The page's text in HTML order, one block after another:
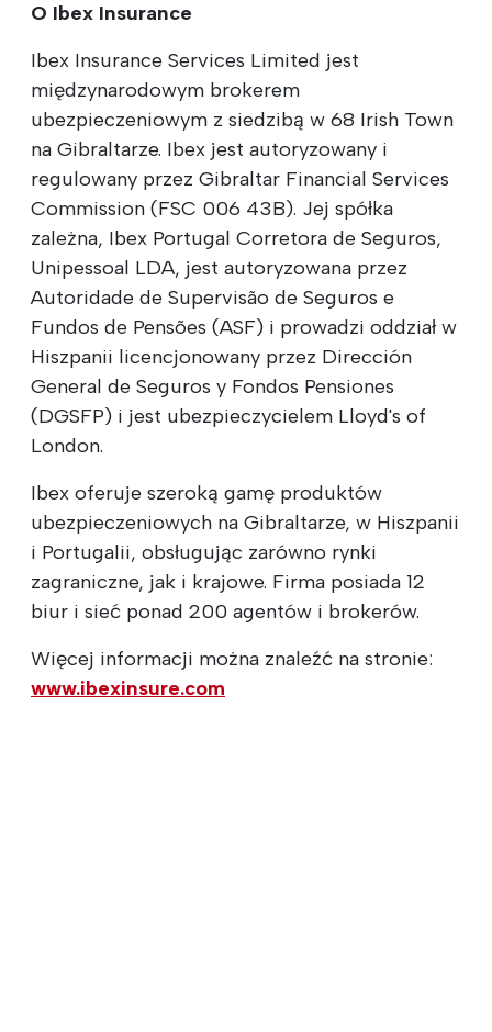
O Ibex Insurance
Ibex Insurance Services Limited jest
międzynarodowym brokerem
ubezpieczeniowym z siedzibą w 68 Irish Town
na Gibraltarze. Ibex jest autoryzowany i
regulowany przez Gibraltar Financial Services
Commission (FSC 006 43B). Jej spółka
zależna, Ibex Portugal Corretora de Seguros,
Unipessoal LDA, jest autoryzowana przez
Autoridade de Supervisão de Seguros e
Fundos de Pensões (ASF) i prowadzi oddział w
Hiszpanii licencjonowany przez Dirección
General de Seguros y Fondos Pensiones
(DGSFP) i jest ubezpieczycielem Lloyd's of
London.
Ibex oferuje szeroką gamę produktów
ubezpieczeniowych na Gibraltarze, w Hiszpanii
i Portugalii, obsługując zarówno rynki
zagraniczne, jak i krajowe. Firma posiada 12
biur i sieć ponad 200 agentów i brokerów.
Więcej informacji można znaleźć na stronie:
www.ibexinsure.com